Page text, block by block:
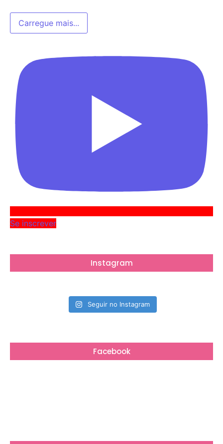
Carregue mais...
Se inscrever
Instagram
Seguir no Instagram
Facebook